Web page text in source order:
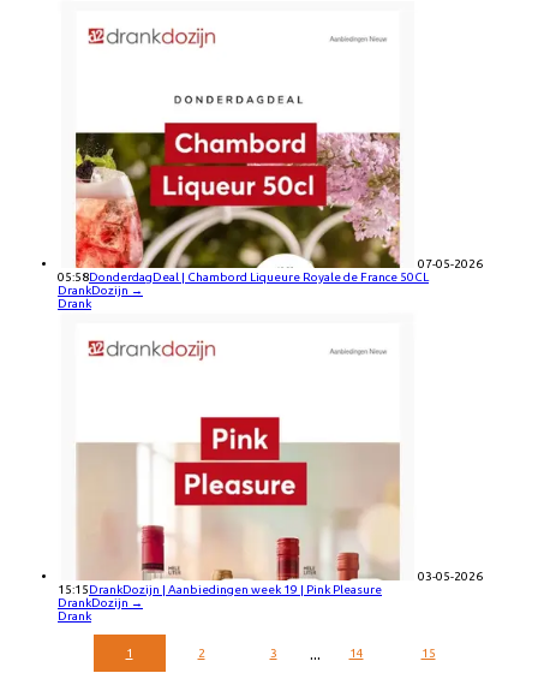
07-05-2026
05:58DonderdagDeal | Chambord Liqueure Royale de France 50CL
DrankDozijn →
Drank
03-05-2026
15:15DrankDozijn | Aanbiedingen week 19 | Pink Pleasure
DrankDozijn →
Drank
1 2 3 ... 14 15